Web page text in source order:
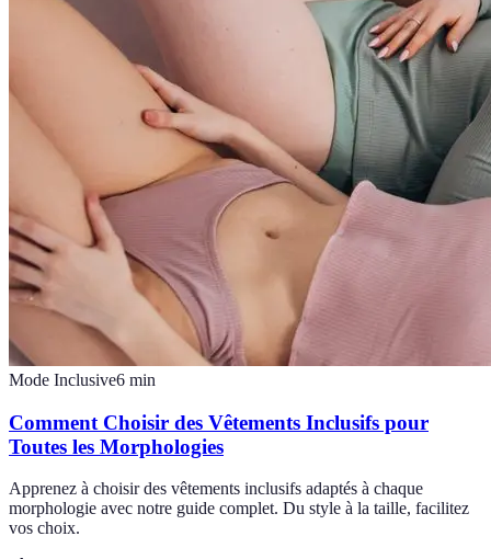
Mode Inclusive6 min
Comment Choisir des Vêtements Inclusifs pour
Toutes les Morphologies
Apprenez à choisir des vêtements inclusifs adaptés à chaque
morphologie avec notre guide complet. Du style à la taille, facilitez
vos choix.